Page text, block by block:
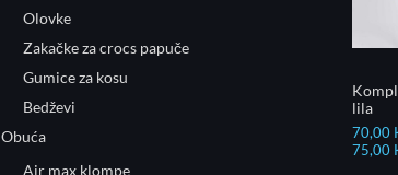
Olovke
Zakačke za crocs papuče
Gumice za kosu
Bedževi
Obuća
Air max klompe
lila
70,00
75,00